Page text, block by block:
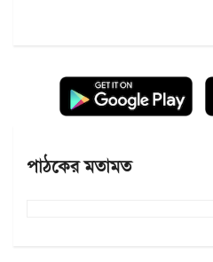
পাঠকের মতামত